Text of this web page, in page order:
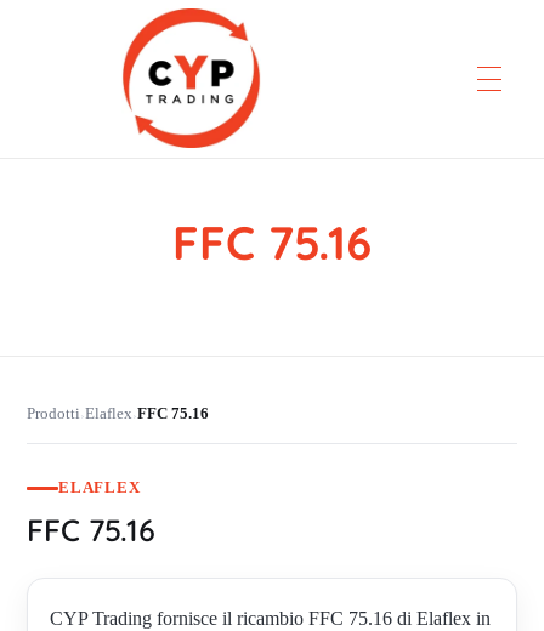
FFC 75.16
Prodotti›Elaflex›FFC 75.16
ELAFLEX
FFC 75.16
CYP Trading fornisce il ricambio FFC 75.16 di Elaflex in